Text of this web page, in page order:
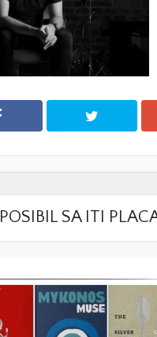
POSIBIL SA ITI